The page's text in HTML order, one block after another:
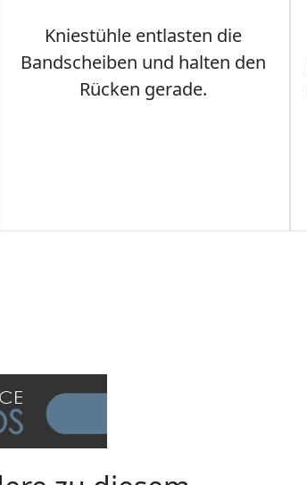
Kniestühle entlasten die
Bandscheiben und halten den
Rücken gerade.